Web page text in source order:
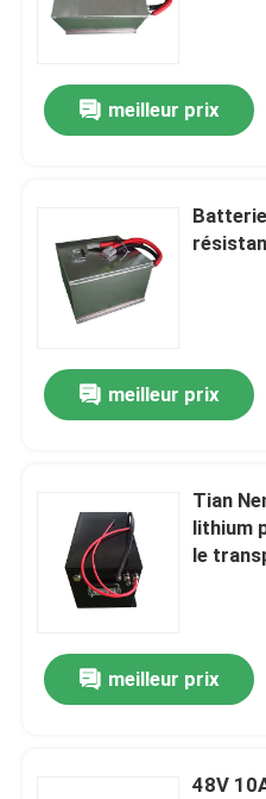
Maison
meilleur prix
meilleur prix
Tian
lithium
le
meilleur prix
48V